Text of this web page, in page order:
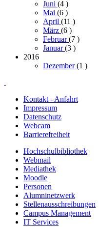
Juni (4 )
Mai (6 )
April (11 )
März (6 )
Februar(7 )
Januar(3 )
2016
Dezember(1 )
Kontakt - Anfahrt
Impressum
Datenschutz
Webcam
Barrierefreiheit
Hochschulbibliothek
Webmail
Mediathek
Moodle
Personen
Alumninetzwerk
Stellenausschreibungen
Campus Management
IT Services